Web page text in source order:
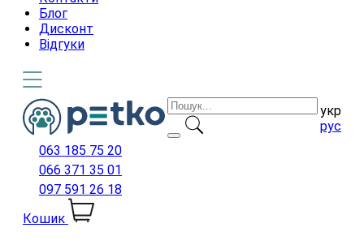
Блог
Дисконт
Відгуки
укр
рус
063 185 75 20
066 371 35 01
097 591 26 18
Кошик